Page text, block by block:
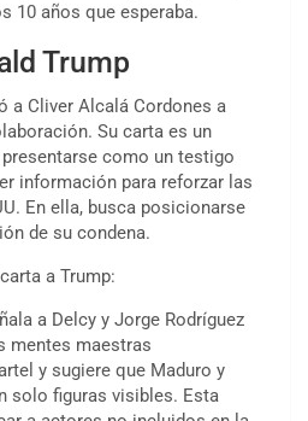
10 años que esperaba.
Trump
a Cliver Alcalá Cordones a
Su carta es un
como un testigo
información para reforzar las
En ella, busca posicionarse
de su condena.
a Trump:
a Delcy y Jorge Rodríguez
mentes maestras
y sugiere que Maduro y
solo figuras visibles. Esta